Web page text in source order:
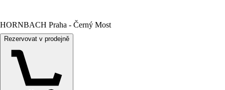
HORNBACH Praha - Černý Most
Rezervovat v prodejně